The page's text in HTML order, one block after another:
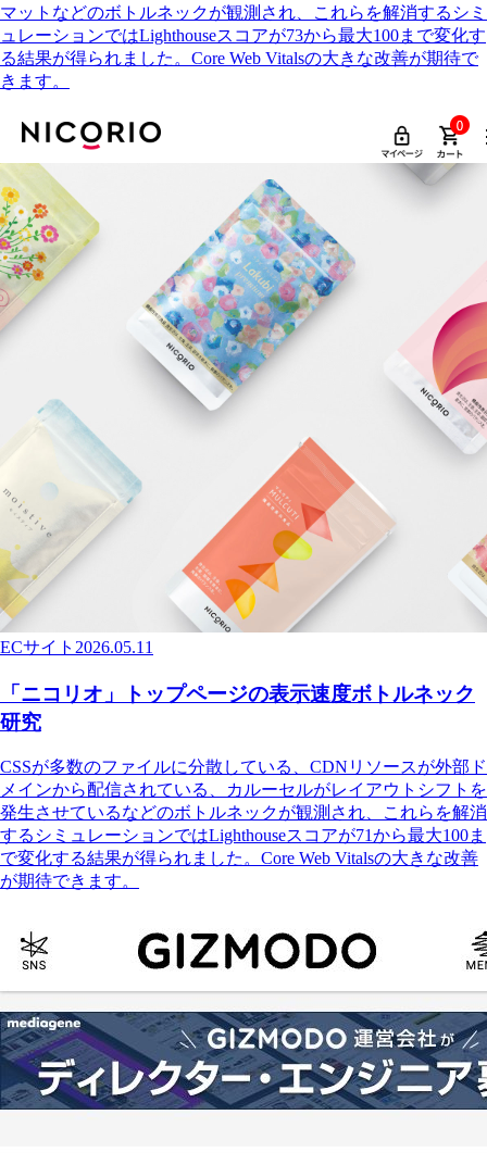
マットなどのボトルネックが観測され、これらを解消するシミ
ュレーションではLighthouseスコアが73から最大100まで変化す
る結果が得られました。Core Web Vitalsの大きな改善が期待で
きます。
ECサイト 2026.05.11
「ニコリオ」トップページの表示速度ボトルネック
研究
CSSが多数のファイルに分散している、CDNリソースが外部ド
メインから配信されている、カルーセルがレイアウトシフトを
発生させているなどのボトルネックが観測され、これらを解消
するシミュレーションではLighthouseスコアが71から最大100ま
で変化する結果が得られました。Core Web Vitalsの大きな改善
が期待できます。